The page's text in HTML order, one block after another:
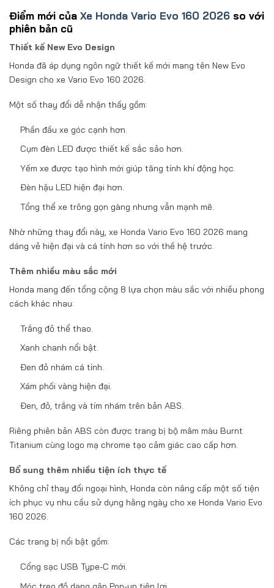
Điểm mới của Xe Honda Vario Evo 160 2026 so với
phiên bản cũ
Thiết kế New Evo Design
Honda đã áp dụng ngôn ngữ thiết kế mới mang tên New Evo
Design cho xe Vario Evo 160 2026.
Một số thay đổi dễ nhận thấy gồm:
Phần đầu xe góc cạnh hơn.
Cụm đèn LED được thiết kế sắc sảo hơn.
Yếm xe được tạo hình mới giúp tăng tính khí động học.
Đèn hậu LED hiện đại hơn.
Tổng thể xe trông gọn gàng nhưng vẫn mạnh mẽ.
Nhờ những thay đổi này, xe Honda Vario Evo 160 2026 mang
dáng vẻ hiện đại và cá tính hơn so với thế hệ trước.
Thêm nhiều màu sắc mới
Honda mang đến tổng cộng 8 lựa chọn màu sắc với nhiều phong
cách khác nhau:
Trắng đỏ thể thao.
Xanh chanh nổi bật.
Đen đỏ nhám cá tính.
Xám phối vàng hiện đại.
Đen, đỏ, trắng và tím nhám trên bản ABS.
Riêng phiên bản ABS còn được trang bị bộ mâm màu Burnt
Titanium cùng logo mạ chrome tạo cảm giác cao cấp hơn.
Bổ sung thêm nhiều tiện ích thực tế
Không chỉ thay đổi ngoại hình, Honda còn nâng cấp một số tiện
ích phục vụ nhu cầu sử dụng hằng ngày cho xe Honda Vario Evo
160 2026.
Các trang bị nổi bật gồm:
Cổng sạc USB Type-C mới.